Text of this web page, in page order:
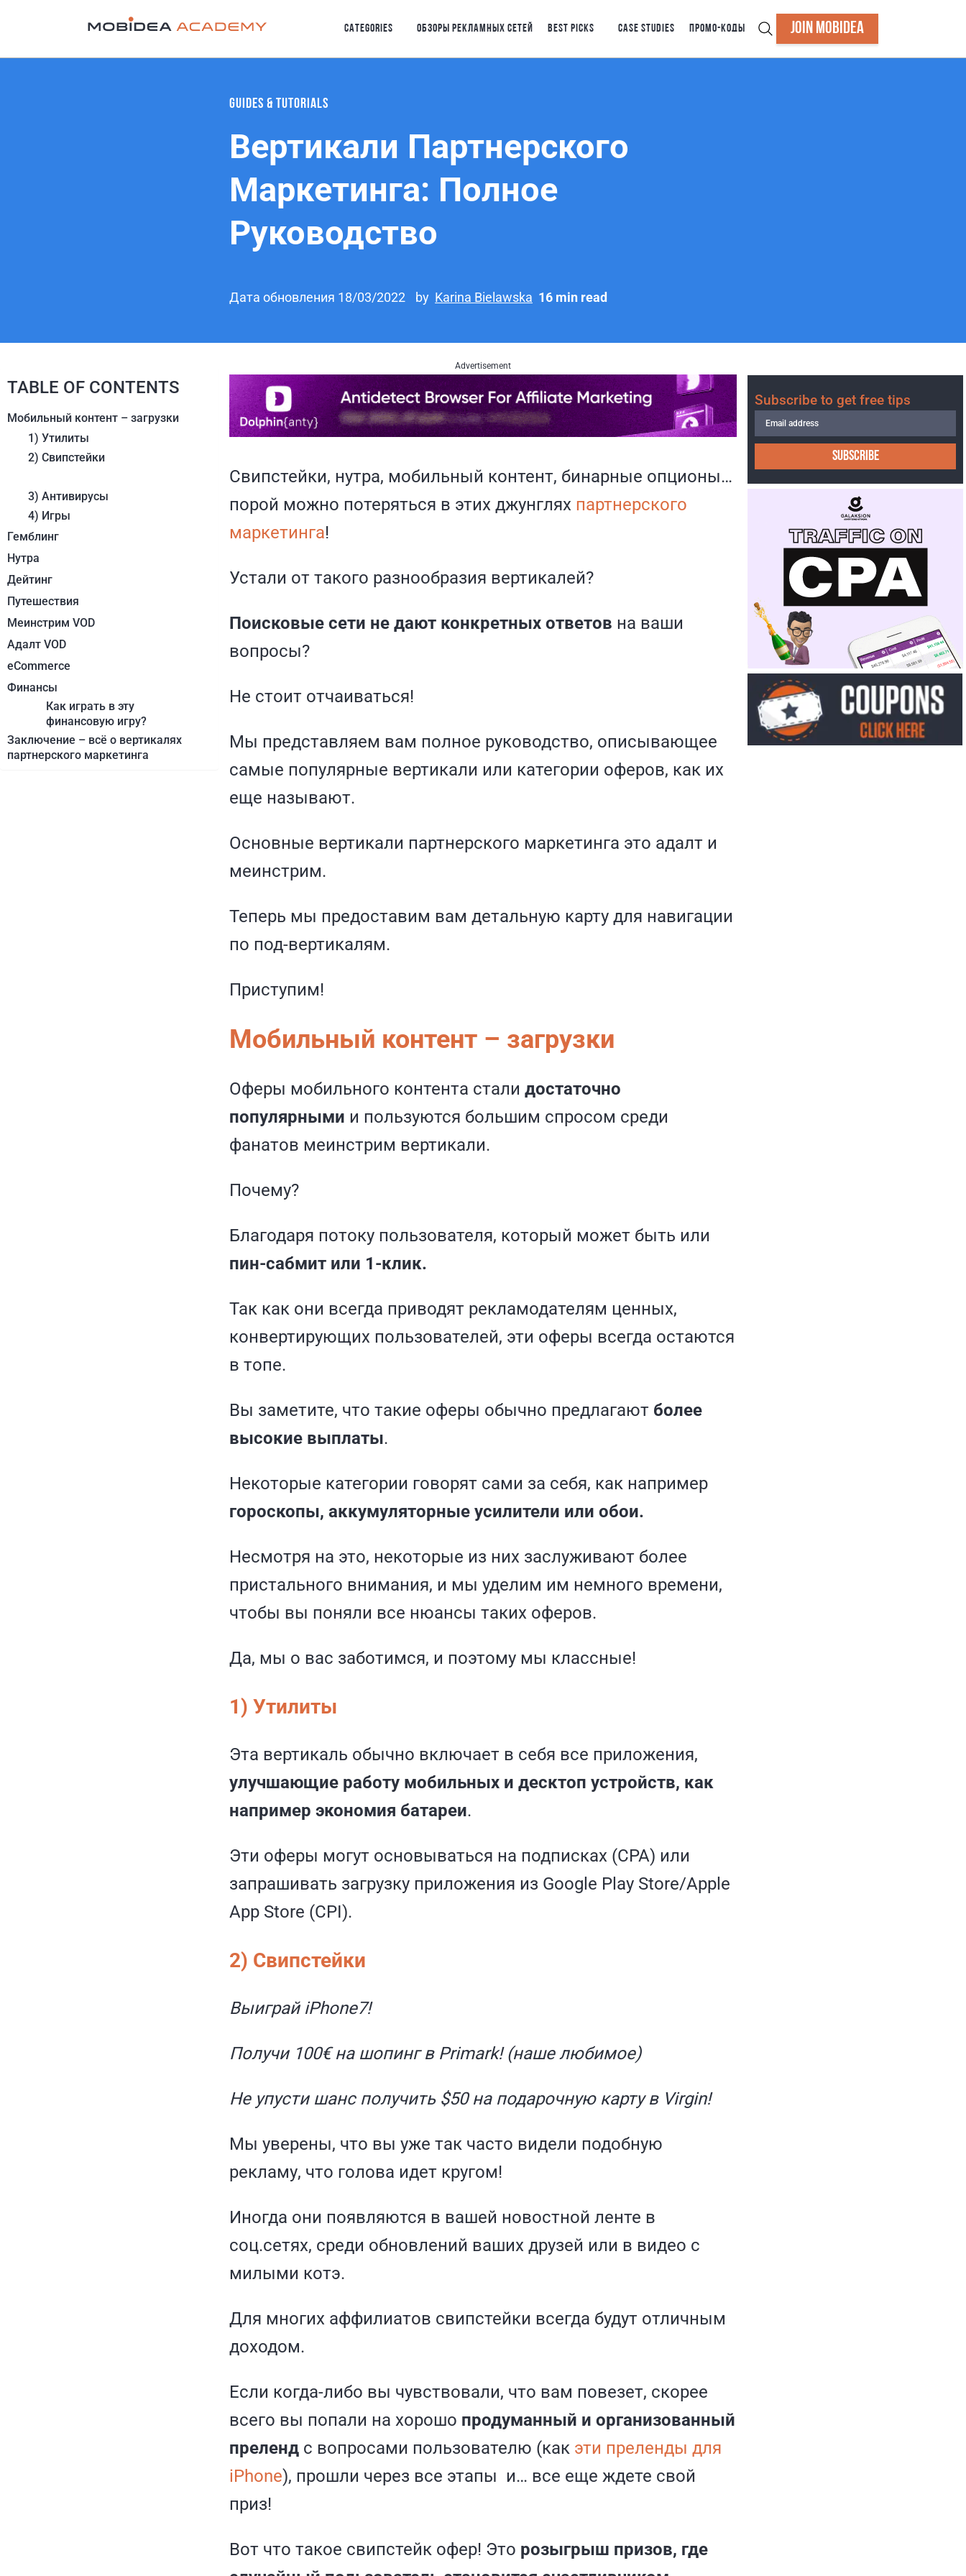
CATEGORIES ОБЗОРЫ РЕКЛАМНЫХ СЕТЕЙ BEST PICKS CASE STUDIES ПРОМО-КОДЫ JOIN MOBIDEA
GUIDES & TUTORIALS
Вертикали Партнерского
Маркетинга: Полное
Руководство
Дата обновления 18/03/2022 by Karina Bielawska 16 min read
TABLE OF CONTENTS
Мобильный контент – загрузки
1) Утилиты
2) Свипстейки
3) Антивирусы
4) Игры
Гемблинг
Нутра
Дейтинг
Путешествия
Меинстрим VOD
Адалт VOD
eCommerce
Финансы
Как играть в эту
финансовую игру?
Заключение – всё о вертикалях
партнерского маркетинга
Advertisement
Свипстейки, нутра, мобильный контент, бинарные опционы…
порой можно потеряться в этих джунглях партнерского
маркетинга!
Устали от такого разнообразия вертикалей?
Поисковые сети не дают конкретных ответов на ваши
вопросы?
Не стоит отчаиваться!
Мы представляем вам полное руководство, описывающее
самые популярные вертикали или категории оферов, как их
еще называют.
Основные вертикали партнерского маркетинга это адалт и
меинстрим.
Теперь мы предоставим вам детальную карту для навигации
по под-вертикалям.
Приступим!
Мобильный контент – загрузки
Оферы мобильного контента стали достаточно
популярными и пользуются большим спросом среди
фанатов меинстрим вертикали.
Почему?
Благодаря потоку пользователя, который может быть или
пин-сабмит или 1-клик.
Так как они всегда приводят рекламодателям ценных,
конвертирующих пользователей, эти оферы всегда остаются
в топе.
Вы заметите, что такие оферы обычно предлагают более
высокие выплаты.
Некоторые категории говорят сами за себя, как например
гороскопы, аккумуляторные усилители или обои.
Несмотря на это, некоторые из них заслуживают более
пристального внимания, и мы уделим им немного времени,
чтобы вы поняли все нюансы таких оферов.
Да, мы о вас заботимся, и поэтому мы классные!
1) Утилиты
Эта вертикаль обычно включает в себя все приложения,
улучшающие работу мобильных и десктоп устройств, как
например экономия батареи.
Эти оферы могут основываться на подписках (CPA) или
запрашивать загрузку приложения из Google Play Store/Apple
App Store (CPI).
2) Свипстейки
Выиграй iPhone7!
Получи 100€ на шопинг в Primark! (наше любимое)
Не упусти шанс получить $50 на подарочную карту в Virgin!
Мы уверены, что вы уже так часто видели подобную
рекламу, что голова идет кругом!
Иногда они появляются в вашей новостной ленте в
соц.сетях, среди обновлений ваших друзей или в видео с
милыми котэ.
Для многих аффилиатов свипстейки всегда будут отличным
доходом.
Если когда-либо вы чувствовали, что вам повезет, скорее
всего вы попали на хорошо продуманный и организованный
преленд с вопросами пользователю (как эти преленды для
iPhone), прошли через все этапы и… все еще ждете свой
приз!
Вот что такое свипстейк офер! Это розыгрыш призов, где
Subscribe to get free tips
SUBSCRIBE